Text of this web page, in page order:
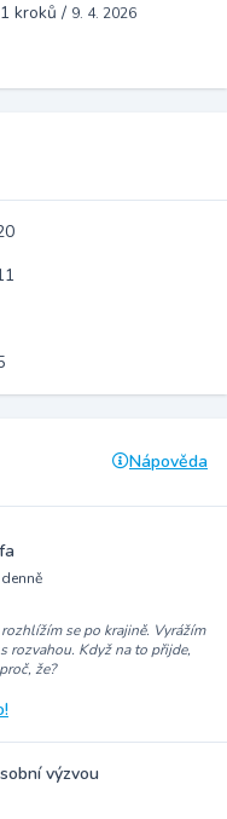
kroků / 9. 4. 2026
Nápověda
se po krajině. Vyrážím
rozvahou. Když na to přijde,
že?
výzvou